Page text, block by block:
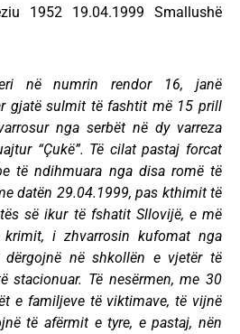
1952 19.04.1999 Smallushë
në numrin rendor 16, janë
gjatë sulmit të fashtit më 15 prill
nga serbët në dy varreza
“Çukë”. Të cilat pastaj forcat
të ndihmuara nga disa romë të
datën 29.04.1999, pas kthimit të
së ikur të fshatit Sllovijë, e më
i zhvarrosin kufomat nga
dërgojnë në shkollën e vjetër të
stacionuar. Të nesërmen, me 30
e familjeve të viktimave, të vijnë
të afërmit e tyre, e pastaj, nën